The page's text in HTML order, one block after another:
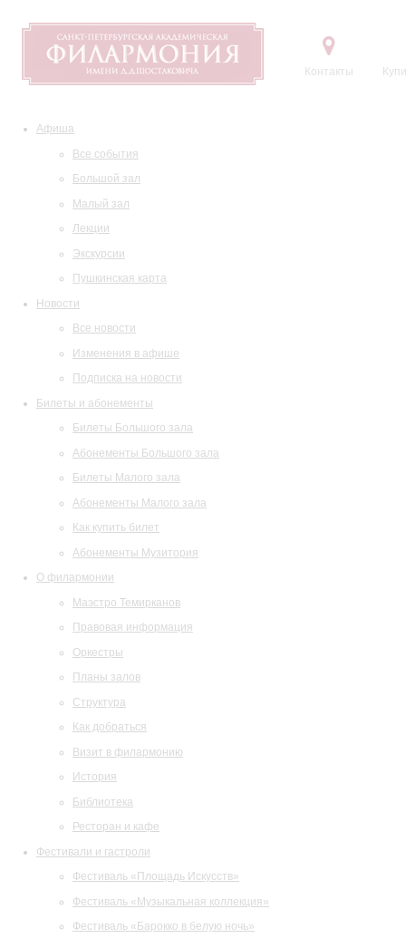
Контакты
Афиша
Все события
Большой зал
Малый зал
Лекции
Экскурсии
Пушкинская карта
Новости
Все новости
Изменения в афише
Подписка на новости
Билеты и абонементы
Билеты Большого зала
Абонементы Большого зала
Билеты Малого зала
Абонементы Малого зала
Как купить билет
Абонементы Музитория
О филармонии
Маэстро Темирканов
Правовая информация
Оркестры
Планы залов
Структура
Как добраться
Визит в филармонию
История
Библиотека
Ресторан и кафе
Фестивали и гастроли
Фестиваль «Площадь Искусств»
Фестиваль «Музыкальная коллекция»
Фестиваль «Барокко в белую ночь»